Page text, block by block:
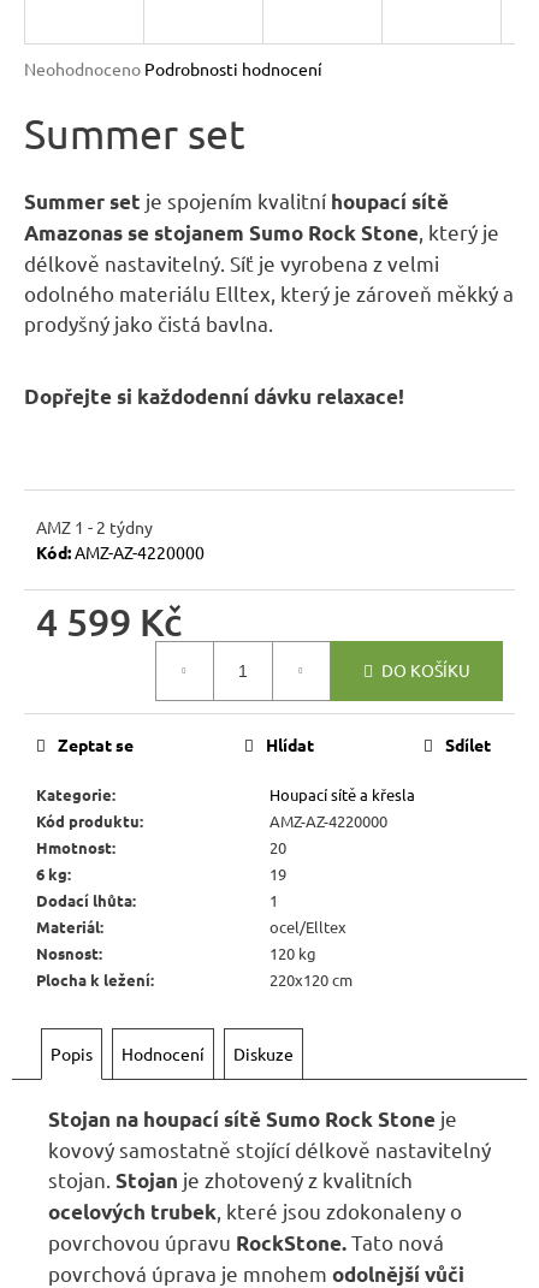
Průměrné
produktu
je
z
hvězdiček.
Neohodnoceno Podrobnosti hodnocení
Summer set
Summer set je spojením kvalitní houpací sítě
Amazonas se stojanem Sumo Rock Stone , který je
délkově nastavitelný. Síť je vyrobena z velmi
odolného materiálu Elltex, který je zároveň měkký a
prodyšný jako čistá bavlna.
Dopřejte si každodenní dávku relaxace!
AMZ 1 - 2 týdny
Kód: AMZ-AZ-4220000
4 599 Kč
DO KOŠÍKU
Kategorie:
Houpací sítě a křesla
Kód produktu:
AMZ-AZ-4220000
Hmotnost:
20
6 kg:
19
Dodací lhůta:
1
Materiál:
ocel/Elltex
Nosnost:
120 kg
Plocha k ležení: 220x120 cm
Zeptat se Hlídat Sdílet
Popis Hodnocení Diskuze
Stojan na houpací sítě Sumo Rock Stone je
kovový samostatně stojící délkově nastavitelný
stojan. Stojan je zhotovený z kvalitních
ocelových trubek , které jsou zdokonaleny o
povrchovou úpravu RockStone.Tato nová
povrchová úprava je mnohem odolnější vůči
a
í
?
HLEDAT
p
m
RUSTIKÁLNÍ
LAVICE
MEXICANA
BAX25
BEZ
PODRUČEK
409
010
Kč